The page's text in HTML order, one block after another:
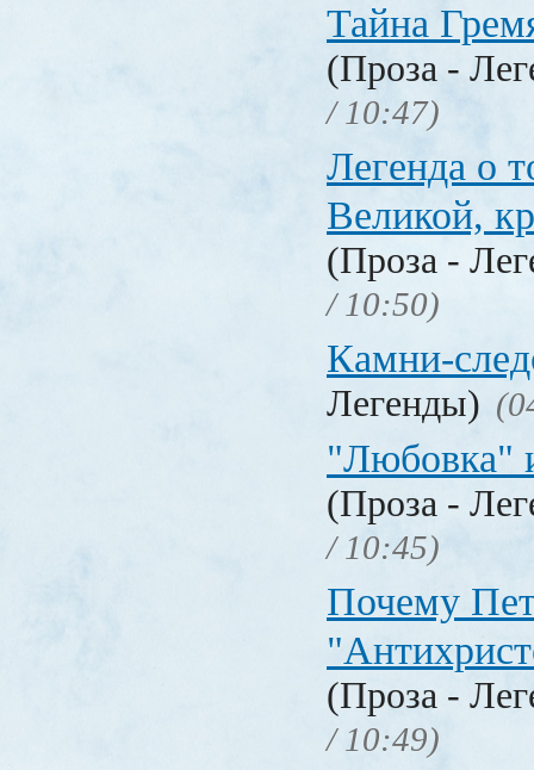
Тайна
(Проза -
/ 10:47)
Легенда о
Великой,
(Проза -
/ 10:50)
Камни-
Легенды)
"Любовка"
(Проза -
/ 10:45)
Почему
(Проза -
/ 10:49)